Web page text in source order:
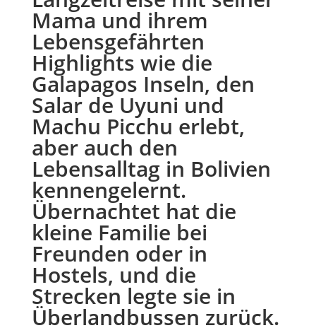
Mama und ihrem
Lebensgefährten
Highlights wie die
Galapagos Inseln, den
Salar de Uyuni und
Machu Picchu erlebt,
aber auch den
Lebensalltag in Bolivien
kennengelernt.
Übernachtet hat die
kleine Familie bei
Freunden oder in
Hostels, und die
Strecken legte sie in
Überlandbussen zurück.